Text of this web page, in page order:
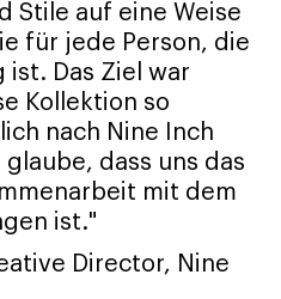
Stile auf eine Weise
für jede Person, die
Das Ziel war
Kollektion so
nach Nine Inch
dass uns das
mit dem
ist."
Director, Nine